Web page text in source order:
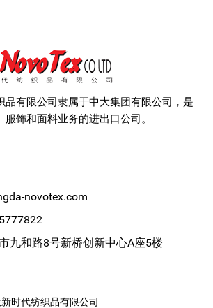
品有限公司隶属于中大集团有限公司，是
饰和面料业务的进出口公司。
novotex.com
九和路8号新桥创新中心A座5楼
时代纺织品有限公司